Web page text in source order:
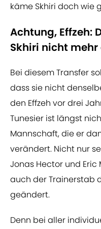
käme Skhiri doch wie
Achtung, Effzeh:
Skhiri nicht
Bei diesem Transfer
dass sie nicht
den Effzeh vor drei
Tunesier ist längst
Mannschaft, die er
verändert. Nicht nur
Jonas Hector und
auch der Trainerstab
geändert.
Denn bei aller